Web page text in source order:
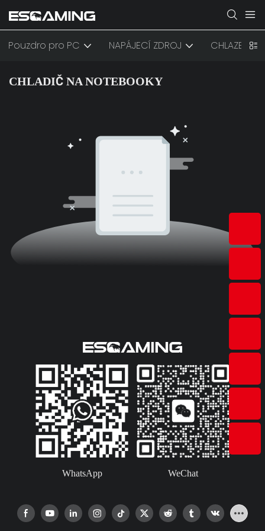
Pouzdro pro PC NAPÁJECÍ ZDROJ CHLAZENÍ
CHLADIČ NA NOTEBOOKY
WhatsApp WeChat